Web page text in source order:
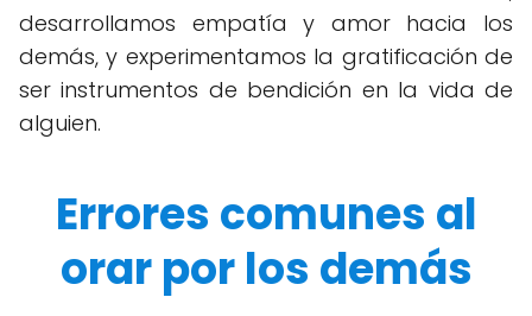
desarrollamos empatía y amor hacia los
demás, y experimentamos la gratificación de
ser instrumentos de bendición en la vida de
alguien.
Errores comunes al
orar por los demás